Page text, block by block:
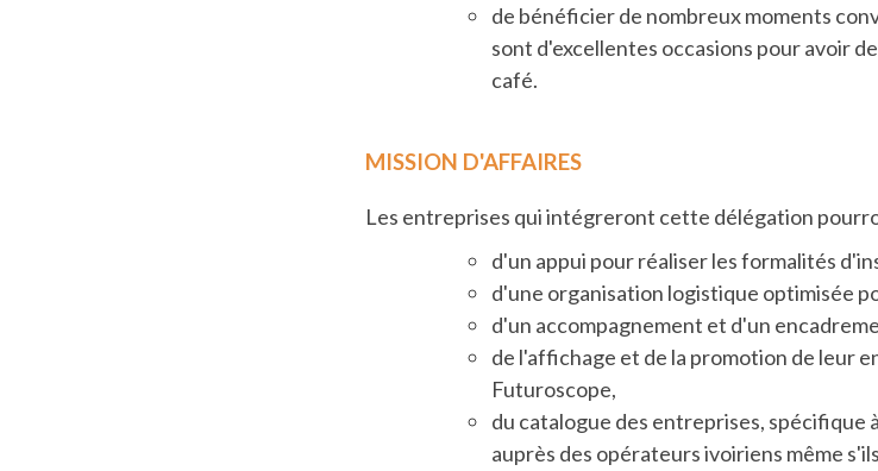
de bénéficier de nombreux moments
sont d'excellentes occasions pour avoir
café.
MISSION D'AFFAIRES
Les entreprises qui intégreront cette délégation
d'un appui pour réaliser les formalités
d'une organisation logistique optimisée
d'un accompagnement et d'un
de l'affichage et de la promotion de leur
Futuroscope,
du catalogue des entreprises, spécifique
auprès des opérateurs ivoiriens même